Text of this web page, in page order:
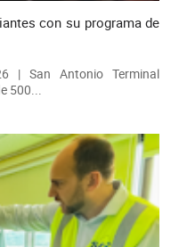
con su programa de
| San Antonio Terminal
500...